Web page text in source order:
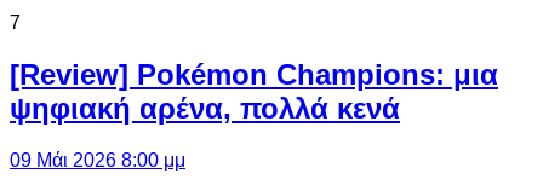
7
[Review] Pokémon Champions: μια
ψηφιακή αρένα, πολλά κενά
09 Μάι 2026 8:00 μμ